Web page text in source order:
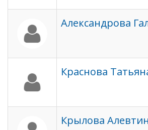
Александрова
Краснова
Крылова